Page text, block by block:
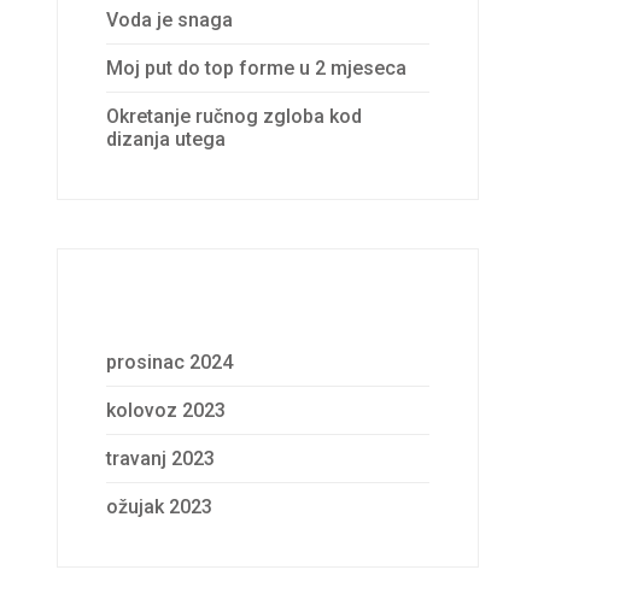
Voda je snaga
Moj put do top forme u 2 mjeseca
Okretanje ručnog zgloba kod
dizanja utega
prosinac 2024
kolovoz 2023
travanj 2023
ožujak 2023